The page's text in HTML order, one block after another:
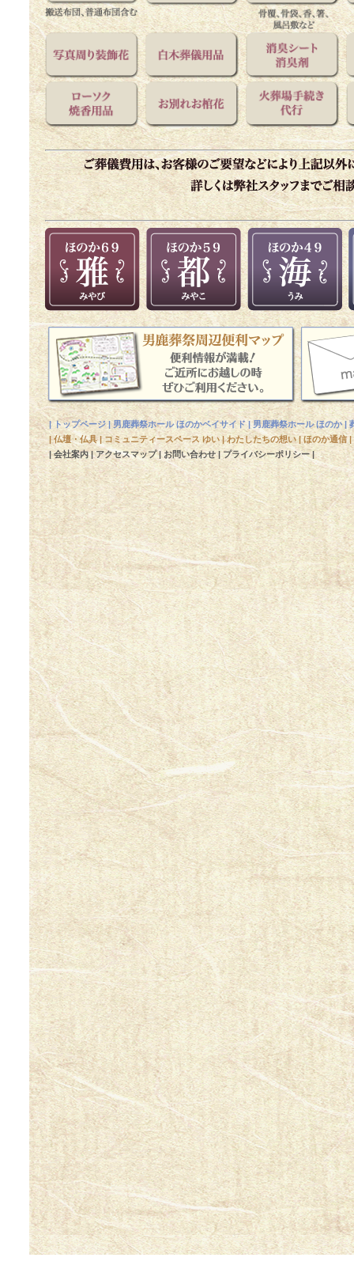
| トップページ| 男鹿葬祭ホール ほのかベイサイド|男鹿葬祭ホール ほのか|
|仏壇・仏具|コミュニティースペース ゆい|わたしたちの想い |ほのか通信|
|会社案内|アクセスマップ|お問い合わせ| プライバシーポリシー|